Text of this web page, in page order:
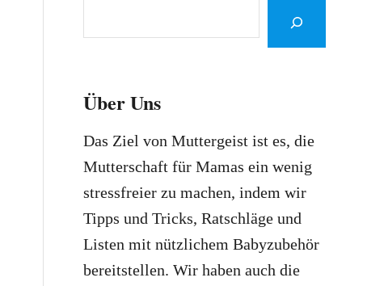
e
c
h
Über Uns
Das Ziel von Muttergeist ist es, die
Mutterschaft für Mamas ein wenig
stressfreier zu machen, indem wir
Tipps und Tricks, Ratschläge und
Listen mit nützlichem Babyzubehör
bereitstellen. Wir haben auch die